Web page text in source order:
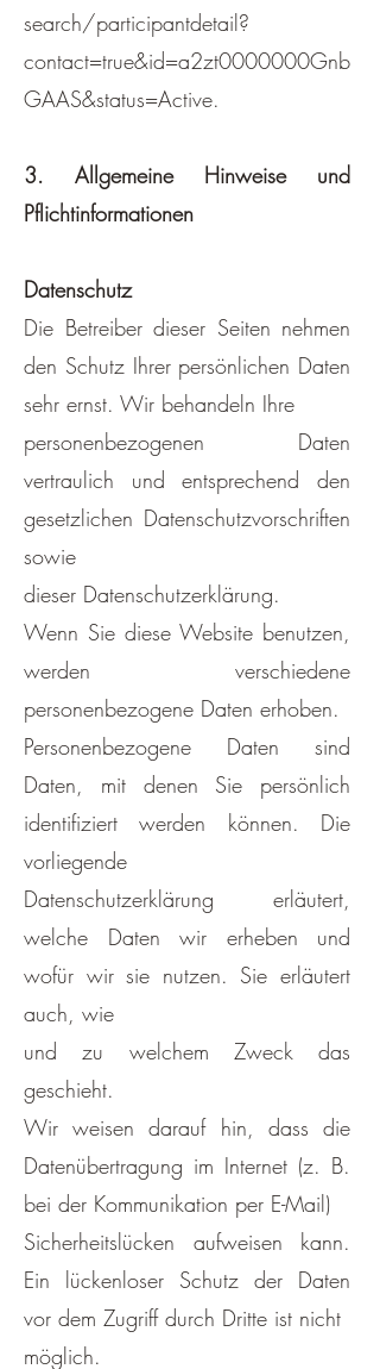
search/participantdetail?
contact=true&id=a2zt0000000Gnb
GAAS&status=Active.
3. Allgemeine Hinweise und
Pflichtinformationen
Datenschutz
Die Betreiber dieser Seiten nehmen
den Schutz Ihrer persönlichen Daten
sehr ernst. Wir behandeln Ihre
personenbezogenen Daten
vertraulich und entsprechend den
gesetzlichen Datenschutzvorschriften
sowie
dieser Datenschutzerklärung.
Wenn Sie diese Website benutzen,
werden verschiedene
personenbezogene Daten erhoben.
Personenbezogene Daten sind
Daten, mit denen Sie persönlich
identifiziert werden können. Die
vorliegende
Datenschutzerklärung erläutert,
welche Daten wir erheben und
wofür wir sie nutzen. Sie erläutert
auch, wie
und zu welchem Zweck das
geschieht.
Wir weisen darauf hin, dass die
Datenübertragung im Internet (z. B.
bei der Kommunikation per E-Mail)
Sicherheitslücken aufweisen kann.
Ein lückenloser Schutz der Daten
vor dem Zugriff durch Dritte ist nicht
möglich.